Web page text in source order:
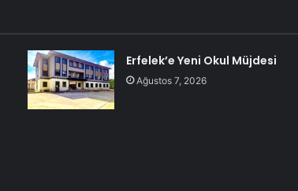
Erfelek’e Yeni Okul Müjdesi
Ağustos 7, 2026